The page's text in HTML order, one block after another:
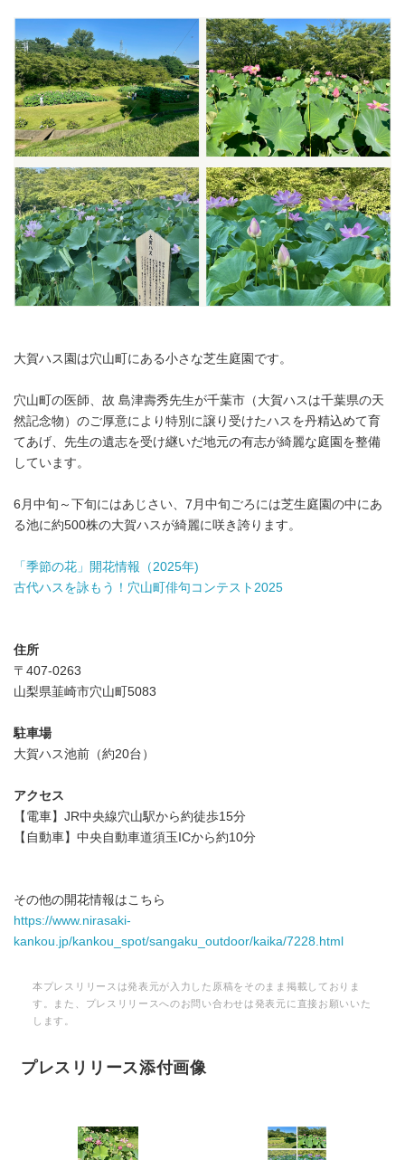
大賀ハス園は穴山町にある小さな芝生庭園です。
穴山町の医師、故 島津壽秀先生が千葉市（大賀ハスは千葉県の天
然記念物）のご厚意により特別に譲り受けたハスを丹精込めて育
てあげ、先生の遺志を受け継いだ地元の有志が綺麗な庭園を整備
しています。
6月中旬～下旬にはあじさい、7月中旬ごろには芝生庭園の中にあ
る池に約500株の大賀ハスが綺麗に咲き誇ります。
「季節の花」開花情報（2025年)
古代ハスを詠もう！穴山町俳句コンテスト2025
住所
〒407-0263
山梨県韮崎市穴山町5083
駐車場
大賀ハス池前（約20台）
アクセス
【電車】JR中央線穴山駅から約徒歩15分
【自動車】中央自動車道須玉ICから約10分
その他の開花情報はこちら
https://www.nirasaki-
kankou.jp/kankou_spot/sangaku_outdoor/kaika/7228.html
本プレスリリースは発表元が入力した原稿をそのまま掲載しておりま
す。また、プレスリリースへのお問い合わせは発表元に直接お願いいた
します。
プレスリリース添付画像